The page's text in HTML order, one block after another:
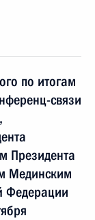
по итогам
связи
Президента
Мединским
Федерации